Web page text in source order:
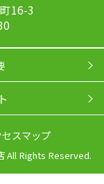
16-3
スマップ
All Rights Reserved.